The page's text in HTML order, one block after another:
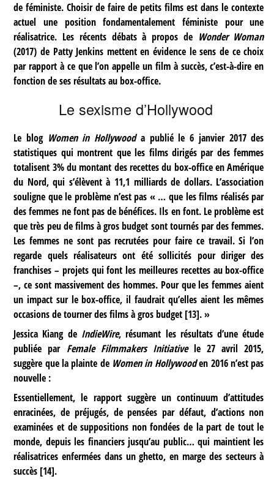
de féministe. Choisir de faire de petits films est dans le contexte
actuel une position fondamentalement féministe pour une
réalisatrice. Les récents débats à propos de Wonder Woman
(2017) de Patty Jenkins mettent en évidence le sens de ce choix
par rapport à ce que l’on appelle un film à succès, c’est-à-dire en
fonction de ses résultats au box-office.
Le sexisme d’Hollywood
Le blog Women in Hollywooda publié le 6 janvier 2017 des
statistiques qui montrent que les films dirigés par des femmes
totalisent 3% du montant des recettes du box-office en Amérique
du Nord, qui s’élèvent à 11,1 milliards de dollars. L’association
souligne que le problème n’est pas « … que les films réalisés par
des femmes ne font pas de bénéfices. Ils en font. Le problème est
que très peu de films à gros budget sont tournés par des femmes.
Les femmes ne sont pas recrutées pour faire ce travail. Si l’on
regarde quels réalisateurs ont été sollicités pour diriger des
franchises – projets qui font les meilleures recettes au box-office
–, ce sont massivement des hommes. Pour que les femmes aient
un impact sur le box-office, il faudrait qu’elles aient les mêmes
occasions de tourner des films à gros budget [13]. »
Jessica Kiang de IndieWire, résumant les résultats d’une étude
publiée par Female Filmmakers Initiativele 27 avril 2015,
suggère que la plainte de Women in Hollywooden 2016 n’est pas
nouvelle :
Essentiellement, le rapport suggère un continuum d’attitudes
enracinées, de préjugés, de pensées par défaut, d’actions non
examinées et de suppositions non fondées de la part de tout le
monde, depuis les financiers jusqu’au public… qui maintient les
réalisatrices enfermées dans un ghetto, en marge des secteurs à
succès [14].